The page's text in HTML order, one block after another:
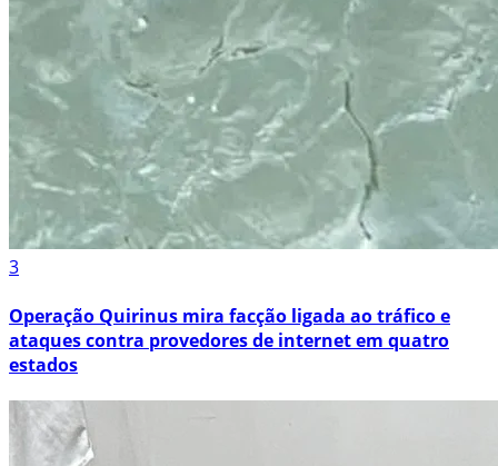
3
Operação Quirinus mira facção ligada ao tráfico e
ataques contra provedores de internet em quatro
estados